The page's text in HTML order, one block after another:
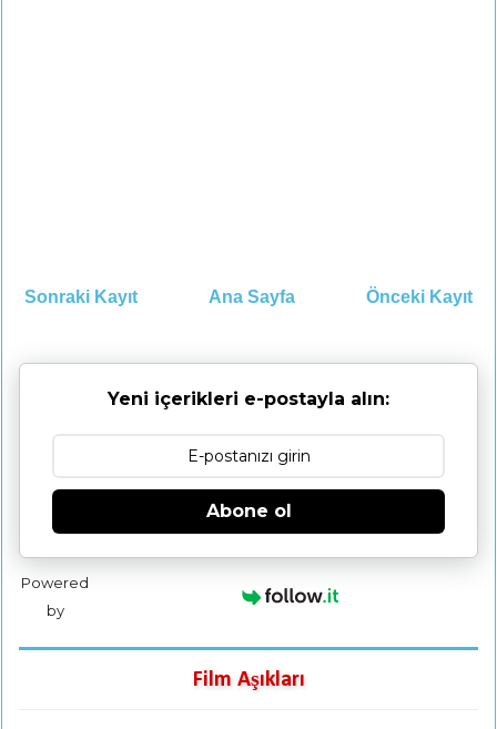
Sonraki Kayıt Önceki Kayıt
Ana Sayfa
Yeni içerikleri e-postayla alın:
Abone ol
Powered
by
Film Aşıkları